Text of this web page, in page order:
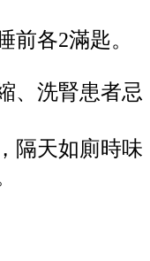
前各2滿匙。
洗腎患者忌
如廁時味